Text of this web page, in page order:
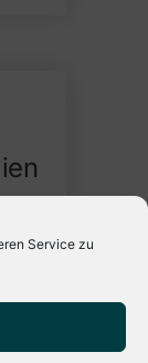
Service zu